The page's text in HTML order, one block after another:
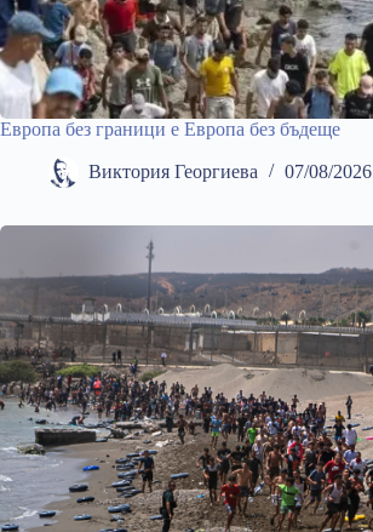
Европа без граници е Европа без бъдеще
Виктория Георгиева 07/08/2026